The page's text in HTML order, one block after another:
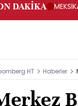
DAKİKA
HT Haberler